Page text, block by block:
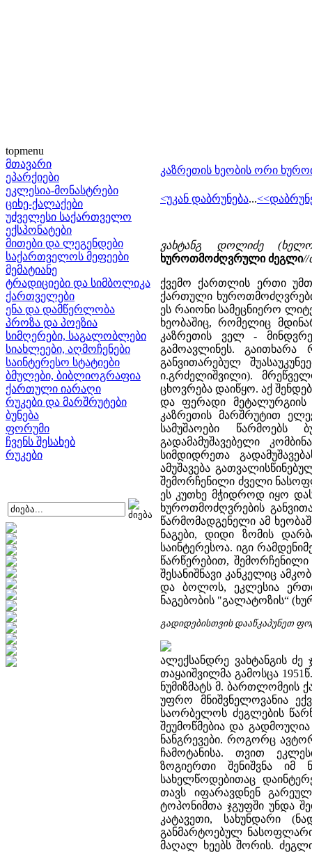
topmenu
მთავარი
ეპარქიები
ეკლესია-მონასტრები
ციხე-ქალაქები
უძველესი საქართველო
ექსპონატები
მითები და ლეგენდები
საქართველოს მეფეები
მემატიანე
ტრადიციები და სიმბოლიკა
ქართველები
ენა და დამწერლობა
პროზა და პოეზია
სიმღერები, საგალობლები
სიახლეები, აღმოჩენები
საინტერესო სტატიები
ბმულები, ბიბლიოგრაფია
ქართული იარაღი
რუკები და მარშრუტები
ბუნება
ფორუმი
ჩვენს შესახებ
რუკები
კაზრეთის ხეობის ორი
<უკან დაბრუნება...
ვახტანგ დოლიძე
ხუროთმოძღვრული ძეგლი//
ქვემო ქართლის ერთი
ქართული
ეს რაიონი სამეცნიერო
ხეობაშიც, რომელიც
კაზრეთის ველ -
გამოავლინეს. გაითხარა
განვითარებულ
ი.გრძელიშვილი).
ცხოვრება დაიწყო. აქ
და ფერადი მეტალურგიის
კაზრეთის მარშრუტით
სამუშაოები წარმოებს
გადამამუშავებელი
სიმდიდრეთა
ამუშავება
შემორჩენილი ძველი
ეს კუთხე მჭიდროდ იყო
ხუროთმოძღვრების
წარმომადგენელი ამ
ნაგები, დიდი ზომის
საინტერესოა. იგი
წარწერებით,
შესანიშნავი კანკელიც
და ბოლოს, ეკლესია
ნაგებობის "გალატოზის“
გადიდებისთვის დააწკაპუნეთ
ალექსანდრე ვახტანგის ძე
თაყაიშვილმა გამოსცა
ნუმიზმატს მ. ბართლომეის
უფრო მნიშვნელოვანია
საორბელოს ძეგლების
შეუმოწმებია და
ნანგრევები. როგორც
ჩამოტანისა. თვით
ზოგიერთი შენიშვნა იმ
სახელწოდებითაც
თავს იფარავდნენ
ტოპონიმთა ჯგუფში უნდა
კატავეთი, სახუნდარი
განმარტოებულ
მაღალ ხეებს შორის.